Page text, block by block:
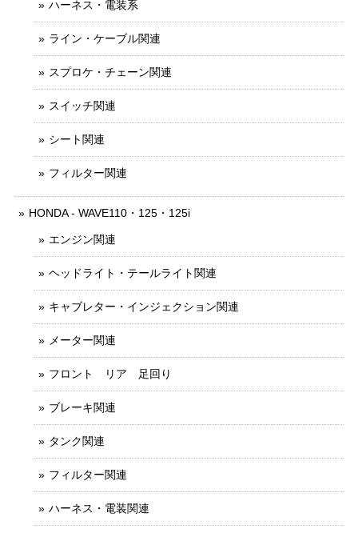
ハーネス・電装系
ライン・ケーブル関連
スプロケ・チェーン関連
スイッチ関連
シート関連
フィルター関連
HONDA - WAVE110・125・125i
エンジン関連
ヘッドライト・テールライト関連
キャブレター・インジェクション関連
メーター関連
フロント リア 足回り
ブレーキ関連
タンク関連
フィルター関連
ハーネス・電装関連